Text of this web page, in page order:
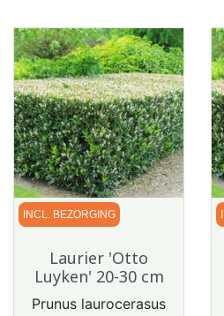
INCL. BEZORGING
Laurier 'Otto
Luyken' 20-30 cm
Prunus laurocerasus